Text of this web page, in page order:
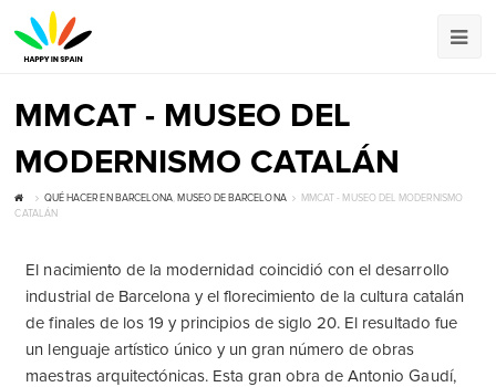
MMCAT - MUSEO DEL
MODERNISMO CATALÁN
QUÉ HACER EN BARCELONA, MUSEO DE BARCELONA
MMCAT - MUSEO DEL MODERNISMO
CATALÁN
El nacimiento de la modernidad coincidió con el desarrollo
industrial de Barcelona y el florecimiento de la cultura catalán
de finales de los 19 y principios de siglo 20. El resultado fue
un lenguaje artístico único y un gran número de obras
maestras arquitectónicas. Esta gran obra de Antonio Gaudí,